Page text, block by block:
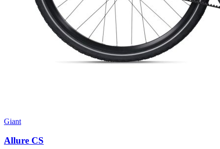
Giant
Allure CS